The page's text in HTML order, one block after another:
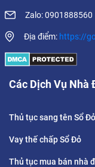
Zalo: 0901888560
Địa điểm: https://
Các Dịch Vụ Nhà
Thủ tục sang tên Sổ Đỏ
Vay thế chấp Sổ Đỏ
Thủ tục mua bán nhà